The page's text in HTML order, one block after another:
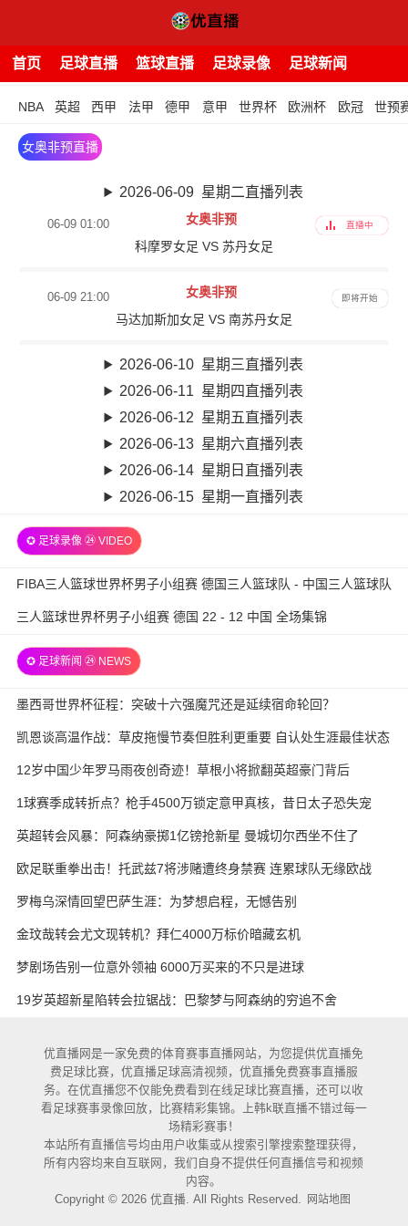
首页 足球直播 篮球直播 足球录像 足球新闻
NBA 英超 西甲 法甲 德甲 意甲 世界杯 欧洲杯 欧冠 世预
女奥非预直播
2026-06-09 星期二直播列表
06-09 01:00
女奥非预
科摩罗女足 VS 苏丹女足
直播中
06-09 21:00
女奥非预
马达加斯加女足 VS 南苏丹女足
即将开始
2026-06-10 星期三直播列表
2026-06-11 星期四直播列表
2026-06-12 星期五直播列表
2026-06-13 星期六直播列表
2026-06-14 星期日直播列表
2026-06-15 星期一直播列表
✪ 足球录像 ㉔ VIDEO
FIBA三人篮球世界杯男子小组赛 德国三人篮球队 - 中国三人篮球队
全场录像
三人篮球世界杯男子小组赛 德国 22 - 12 中国 全场集锦
✪ 足球新闻 ㉔ NEWS
墨西哥世界杯征程：突破十六强魔咒还是延续宿命轮回？
凯恩谈高温作战：草皮拖慢节奏但胜利更重要 自认处生涯最佳状态
12岁中国少年罗马雨夜创奇迹！草根小将掀翻英超豪门背后
1球赛季成转折点？枪手4500万锁定意甲真核，昔日太子恐失宠
英超转会风暴：阿森纳豪掷1亿镑抢新星 曼城切尔西坐不住了
欧足联重拳出击！托武兹7将涉赌遭终身禁赛 连累球队无缘欧战
罗梅乌深情回望巴萨生涯：为梦想启程，无憾告别
金玟哉转会尤文现转机？拜仁4000万标价暗藏玄机
梦剧场告别一位意外领袖 6000万买来的不只是进球
19岁英超新星陷转会拉锯战：巴黎梦与阿森纳的穷追不舍
优直播网是一家免费的体育赛事直播网站，为您提供优直播免
费足球比赛，优直播足球高清视频，优直播免费赛事直播服
务。在优直播您不仅能免费看到在线足球比赛直播，还可以收
看足球赛事录像回放，比赛精彩集锦。上韩k联直播不错过每一
场精彩赛事！
本站所有直播信号均由用户收集或从搜索引擎搜索整理获得，
所有内容均来自互联网，我们自身不提供任何直播信号和视频
内容。
Copyright © 2026 优直播. All Rights Reserved.
网站地图